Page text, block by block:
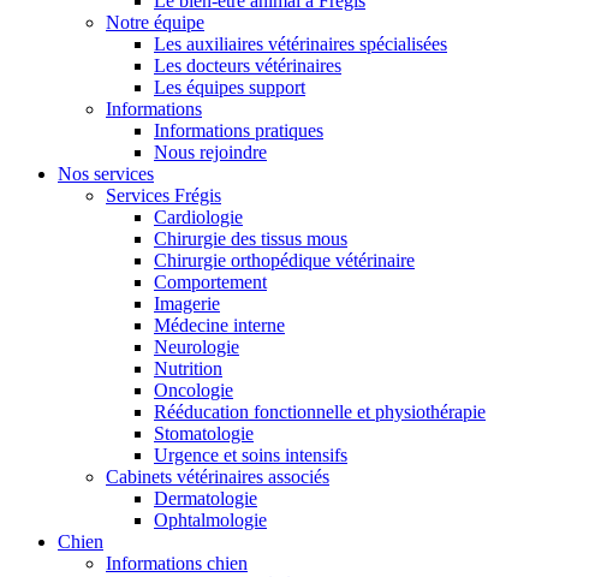
Notre équipe
Les auxiliaires vétérinaires spécialisées
Les docteurs vétérinaires
Les équipes support
Informations
Informations pratiques
Nous rejoindre
Nos services
Services Frégis
Cardiologie
Chirurgie des tissus mous
Chirurgie orthopédique vétérinaire
Comportement
Imagerie
Médecine interne
Neurologie
Nutrition
Oncologie
Rééducation fonctionnelle et physiothérapie
Stomatologie
Urgence et soins intensifs
Cabinets vétérinaires associés
Dermatologie
Ophtalmologie
Chien
Informations chien